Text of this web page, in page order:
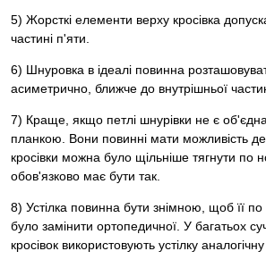
5) Жорсткі елементи верху кросівка
частині п'яти.
6) Шнуровка в ідеалі повинна
асиметрично, ближче до внутрішньої
7) Краще, якщо петлі шнурівки не є
планкою. Вони повинні мати можливість
кросівки можна було щільніше тягнути по
обов'язково має бути так.
8) Устілка повинна бути знімною, щоб її
було замінити ортопедичної. У багатьох
кросівок використовують устілку